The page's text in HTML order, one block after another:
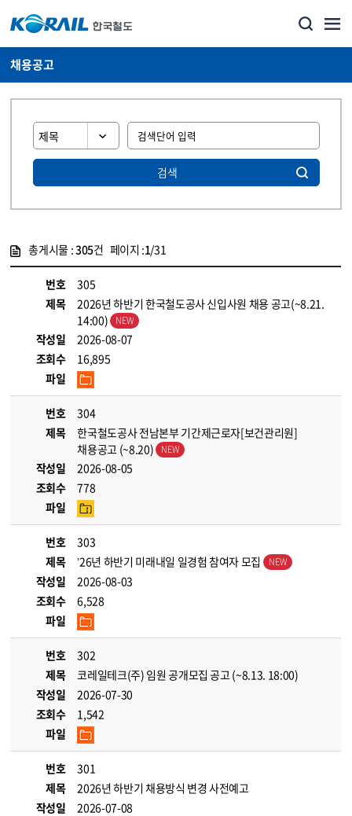
채용공고
검색
총게시물 :305건 페이지 :1/31
번호
305
제목
2026년 하반기 한국철도공사 신입사원 채용 공고(~8.21.
14:00)
작성일
2026-08-07
조회수
16,895
파일
번호
304
제목
한국철도공사 전남본부 기간제근로자[보건관리원]
채용공고 (~8.20)
작성일
2026-08-05
조회수
778
파일
번호
303
제목
’26년 하반기 미래내일 일경험 참여자 모집
작성일
2026-08-03
조회수
6,528
파일
번호
302
제목
코레일테크(주) 임원 공개모집 공고 (~8.13. 18:00)
작성일
2026-07-30
조회수
1,542
파일
번호
301
제목
2026년 하반기 채용방식 변경 사전예고
작성일
2026-07-08